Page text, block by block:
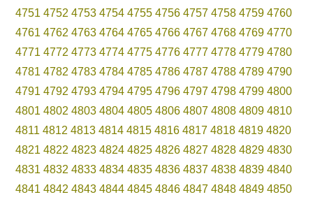
4751 4752 4753 4754 4755 4756 4757 4758 4759 4760
4761 4762 4763 4764 4765 4766 4767 4768 4769 4770
4771 4772 4773 4774 4775 4776 4777 4778 4779 4780
4781 4782 4783 4784 4785 4786 4787 4788 4789 4790
4791 4792 4793 4794 4795 4796 4797 4798 4799 4800
4801 4802 4803 4804 4805 4806 4807 4808 4809 4810
4811 4812 4813 4814 4815 4816 4817 4818 4819 4820
4821 4822 4823 4824 4825 4826 4827 4828 4829 4830
4831 4832 4833 4834 4835 4836 4837 4838 4839 4840
4841 4842 4843 4844 4845 4846 4847 4848 4849 4850